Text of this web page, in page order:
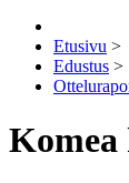
Etusivu >
Edustus >